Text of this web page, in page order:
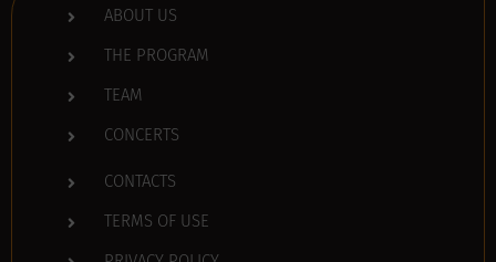
ABOUT US
THE PROGRAM
TEAM
CONCERTS
CONTACTS
TERMS OF USE